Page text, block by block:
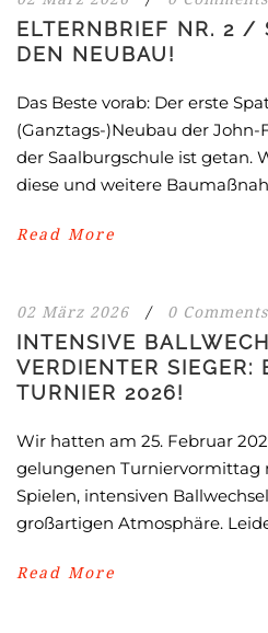
ELTERNBRIEF NR. 2 /
DEN NEUBAU!
Das Beste vorab: Der erste
(Ganztags-)Neubau der John-
der Saalburgschule ist getan.
diese und weitere
Read More
02 März 2026 / 0 Comments
INTENSIVE
VERDIENTER SIEGER:
TURNIER 2026!
Wir hatten am 25. Februar
gelungenen Turniervormittag
Spielen, intensiven
großartigen Atmosphäre.
Read More